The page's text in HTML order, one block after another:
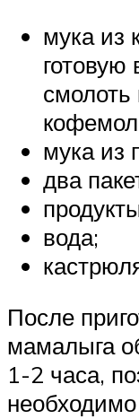
мука из
готовую
смолоть
мука из
два
вода;
После
мамалыга
1-2 часа,